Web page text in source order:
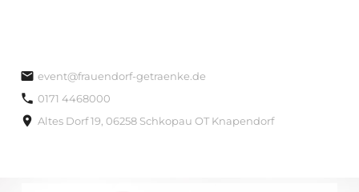
event@frauendorf-getraenke.de
0171 4468000
Altes Dorf 19, 06258 Schkopau OT Knapendorf